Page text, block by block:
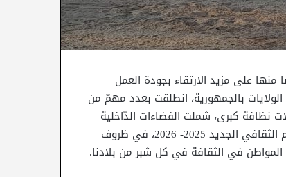
منها على مزيد الارتقاء بجودة العمل
بالجمهورية، انطلقت بعدد مهمّ من
نظافة كبرى، شملت الفضاءات الدّاخلية
والخارجية داخل هذه المؤسسات ، وذلك لغاية تأمين افتتاح الموسم الثقافي الجديد 2025- 2026، في ظروف
في الثقافة في كل شبر من بلادنا.